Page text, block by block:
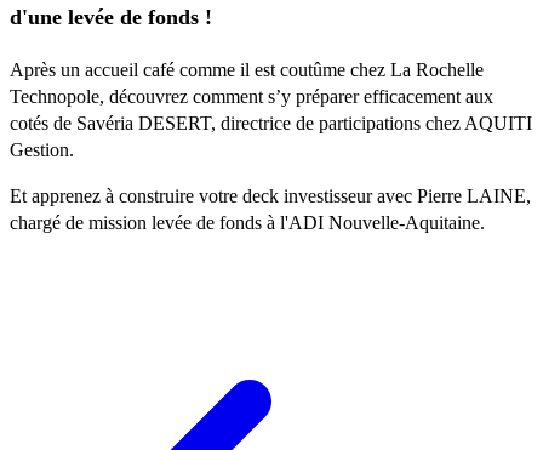
d'une levée de fonds !
Après un accueil café comme il est coutûme chez La Rochelle
Technopole, découvrez comment s’y préparer efficacement aux
cotés de Savéria DESERT, directrice de participations chez AQUITI
Gestion.
Et apprenez à construire votre deck investisseur avec Pierre LAINE,
chargé de mission levée de fonds à l'ADI Nouvelle-Aquitaine.